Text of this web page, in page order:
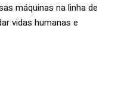
máquinas na linha de
vidas humanas e